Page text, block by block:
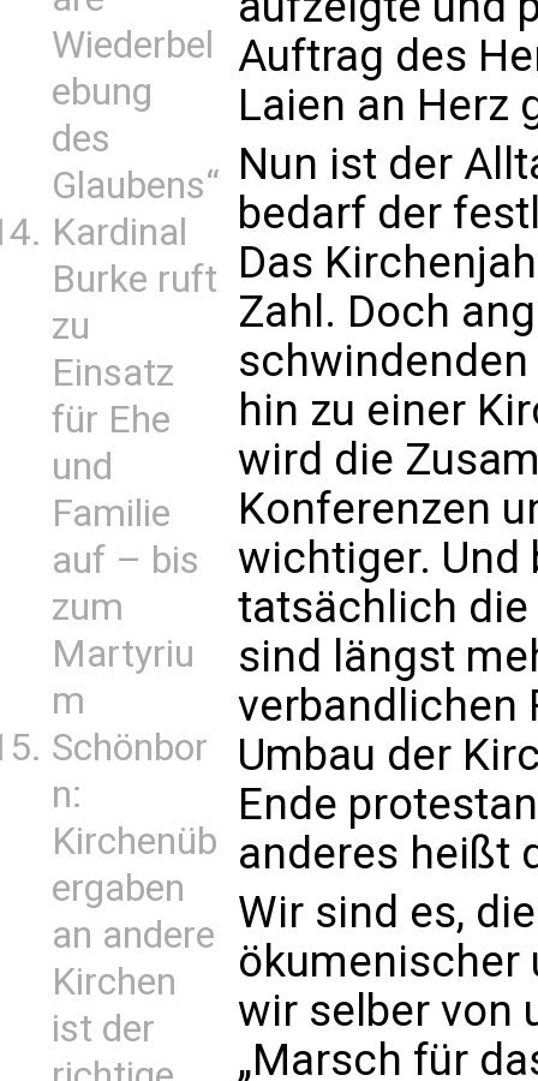
Wiederbel
ebung
des
Glaubens“
Kardinal
Burke ruft
zu
Einsatz
für Ehe
und
Familie
auf – bis
zum
Martyriu
m
Schönbor
n:
Kirchenüb
ergaben
an andere
Kirchen
ist der
Auftrag des
Laien an Herz
Nun ist der
bedarf der
Das
Zahl. Doch
hin zu einer
wird die
Konferenzen
wichtiger. Und
tatsächlich die
sind längst
verbandlichen
Umbau der
Ende
anderes heißt
Wir sind es,
ökumenischer
wir selber von
„Marsch für